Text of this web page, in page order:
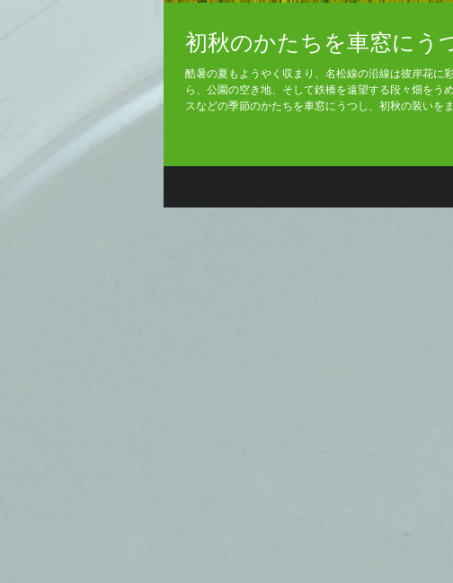
初秋のかたちを車窓にう
酷暑の夏もようやく収まり、名松線の沿線は彼岸花に
ら、公園の空き地、そして鉄橋を遠望する段々畑をう
スなどの季節のかたちを車窓にうつし、初秋の装いを